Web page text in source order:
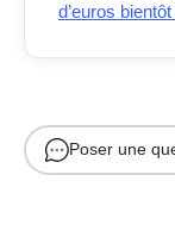
d’euros
Poser une